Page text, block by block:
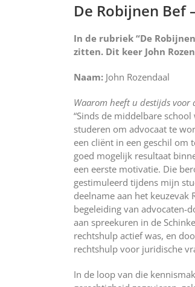
De Robijnen Bef
In de rubriek “De
zitten. Dit keer John
Naam: John Rozendaal
Waarom heeft u destijds voor
“Sinds de middelbare
studeren om advocaat te
een cliënt in een geschil om
goed mogelijk resultaat
een eerste motivatie. Die
gestimuleerd tijdens mijn
deelname aan het keuzevak
begeleiding van advocaten-
aan spreekuren in de
rechtshulp actief was, en
rechtshulp voor juridische
In de loop van die